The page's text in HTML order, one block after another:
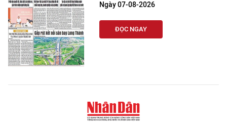
Ngày 07-08-2026
ĐỌC NGAY